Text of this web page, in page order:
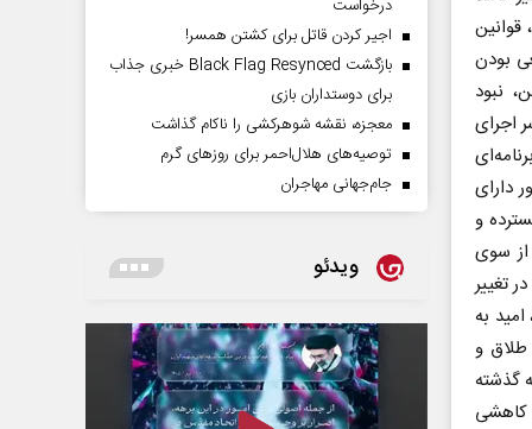
بودن
نبود
اجرای
دارای
و
از سوی
تغییر
به
و
گذشته
کاهشی
درخواست
اجیر کردن قاتل برای کشتن همسر!
بازگشت Black Flag Resynced خبری جذاب
برای دوستداران بازی
معجزه، نقشه شوهرکشی را ناکام گذاشت
توصیه‌های هلال‌احمر برای روز‌های گرم
جام‌جهانی مهاجران
ویدئو